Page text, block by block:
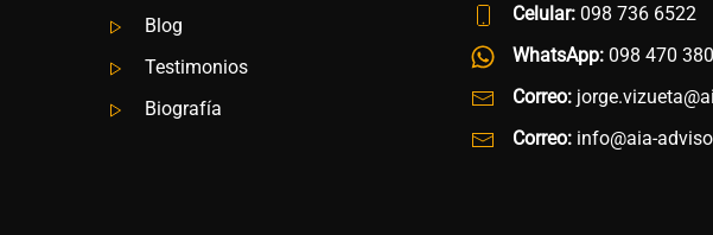
Blog
Testimonios
Biografía
Celular: 098 736 6522
WhatsApp: 098 470
Correo:
Correo: info@aia-